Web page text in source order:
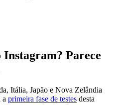
Parece
Itália, Japão e Nova Zelândia
a primeira fase de testes desta